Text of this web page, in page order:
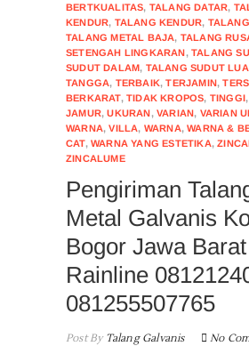
BERTKUALITAS, TALANG DATAR,
KENDUR, TALANG KENDUR,
TALANG METAL BAJA, TALANG
SETENGAH LINGKARAN,TALANG
SUDUT DALAM, TALANG SUDUT
TANGGA, TERBAIK,TERJAMIN,
BERKARAT,TIDAK KROPOS, TINGGI
JAMUR,UKURAN,VARIAN, VARIAN
WARNA,VILLA, WARNA,WARNA &
CAT,WARNA YANG ESTETIKA,
ZINCALUME
Pengiriman
Metal Galvanis
Bogor Jawa
Rainline
081255507765
Post ByTalang Galvanis No